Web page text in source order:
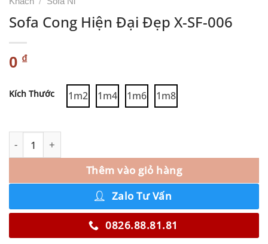
Sofa Cong Hiện Đại Đẹp X-SF-006
0 ₫
Kích Thước 1m2 1m4 1m6 1m8
Thêm vào giỏ hàng
Zalo Tư Vấn
0826.88.81.81